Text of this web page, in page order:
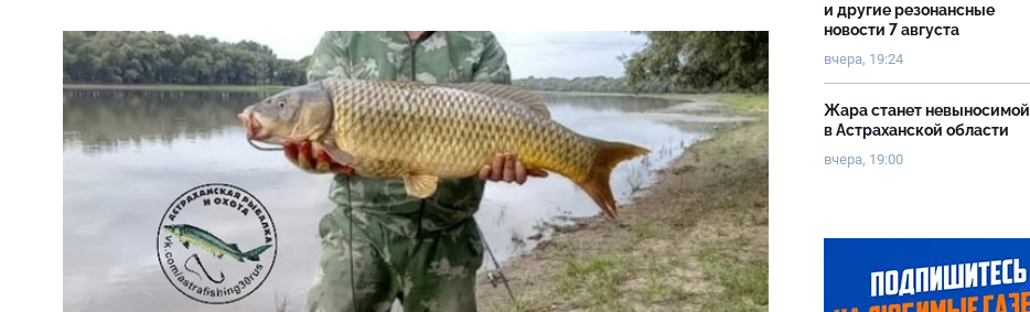
и другие резонансные
новости 7 августа
вчера, 19:24
Жара станет невыносимой
в Астраханской области
вчера, 19:00